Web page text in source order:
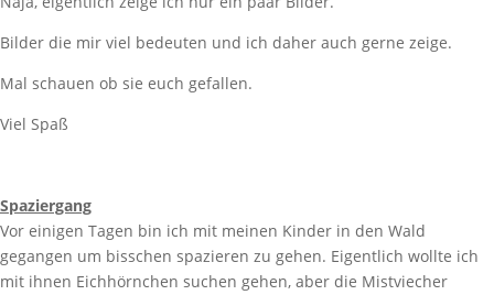
Bilder die mir viel bedeuten und ich daher auch gerne zeige.
Mal schauen ob sie euch gefallen.
Viel Spaß
Spaziergang
Vor einigen Tagen bin ich mit meinen Kinder in den Wald
gegangen um bisschen spazieren zu gehen. Eigentlich wollte ich
mit ihnen Eichhörnchen suchen gehen, aber die Mistviecher